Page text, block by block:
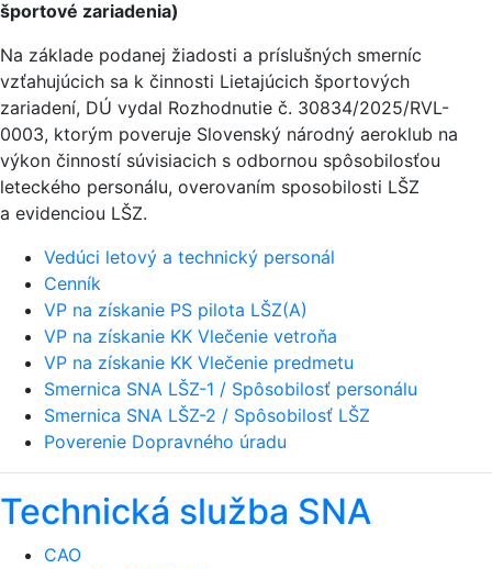
športové zariadenia)
Na základe podanej žiadosti a príslušných smerníc
vzťahujúcich sa k činnosti Lietajúcich športových
zariadení, DÚ vydal Rozhodnutie č. 30834/2025/RVL-
0003, ktorým poveruje Slovenský národný aeroklub na
výkon činností súvisiacich s odbornou spôsobilosťou
leteckého personálu, overovaním sposobilosti LŠZ
a evidenciou LŠZ.
Vedúci letový a technický personál
Cenník
VP na získanie PS pilota LŠZ(A)
VP na získanie KK Vlečenie vetroňa
VP na získanie KK Vlečenie predmetu
Smernica SNA LŠZ-1 / Spôsobilosť personálu
Smernica SNA LŠZ-2 / Spôsobilosť LŠZ
Poverenie Dopravného úradu
Technická služba SNA
CAO